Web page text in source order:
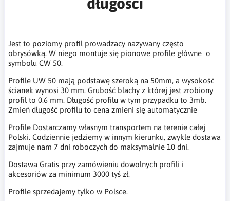
Jest to poziomy profil prowadzacy nazywany często
obrysówką. W niego montuje się pionowe profile główne o
symbolu CW 50.
Profile UW 50 mają podstawę szeroką na 50mm, a wysokość
ścianek wynosi 30 mm. Grubość blachy z której jest zrobiony
profil to 0.6 mm. Długość profilu w tym przypadku to 3mb.
Zmień długość profilu to cena zmieni się automatycznie
Profile Dostarczamy własnym transportem na terenie całej
Polski. Codziennie jedziemy w innym kierunku, zwykle dostawa
zajmuje nam 7 dni roboczych do maksymalnie 10 dni.
Dostawa Gratis przy zamówieniu dowolnych profili i
akcesoriów za minimum 3000 tyś zł.
Profile sprzedajemy tylko w Polsce.